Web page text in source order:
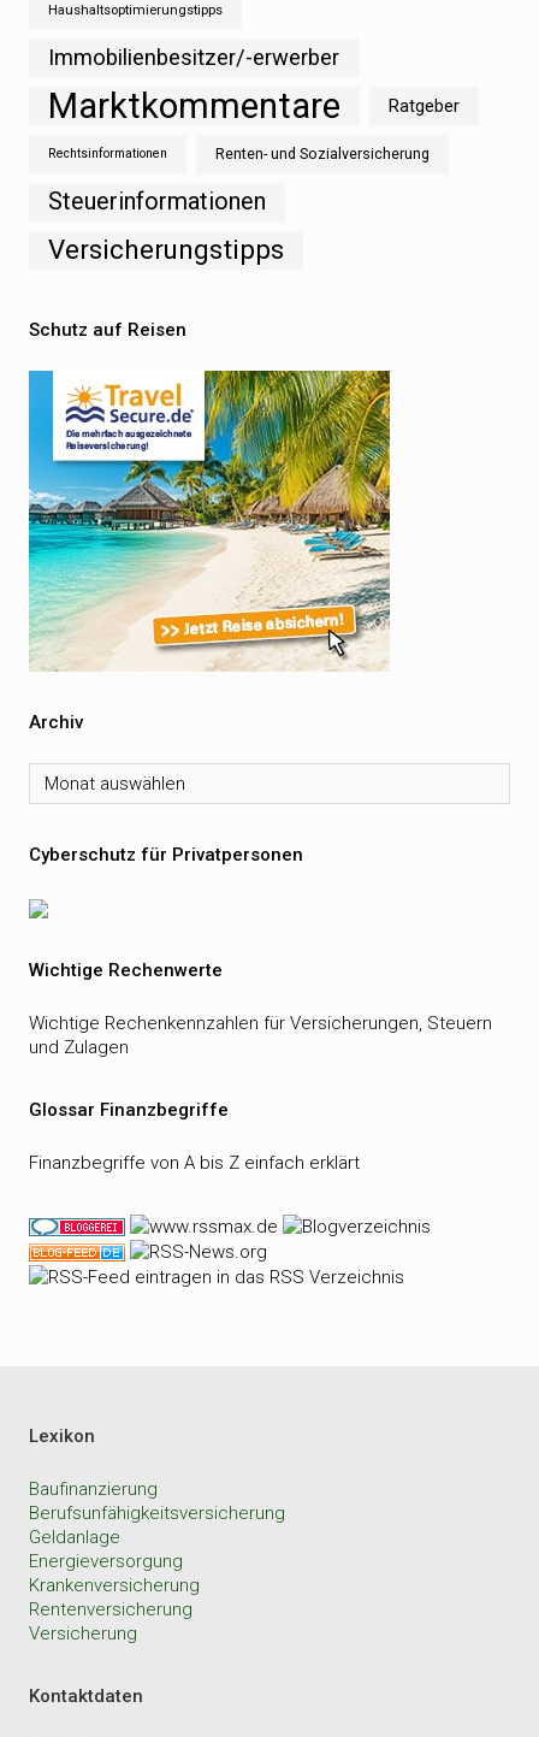
Haushaltsoptimierungstipps
Immobilienbesitzer/-erwerber
Marktkommentare Ratgeber
Rechtsinformationen Renten- und Sozialversicherung
Steuerinformationen
Versicherungstipps
Schutz auf Reisen
Archiv
Archiv
Cyberschutz für Privatpersonen
Wichtige Rechenwerte
Wichtige Rechenkennzahlen für Versicherungen, Steuern
und Zulagen
Glossar Finanzbegriffe
Finanzbegriffe von A bis Z einfach erklärt
Lexikon
Baufinanzierung
Berufsunfähigkeitsversicherung
Geldanlage
Energieversorgung
Krankenversicherung
Rentenversicherung
Versicherung
Kontaktdaten